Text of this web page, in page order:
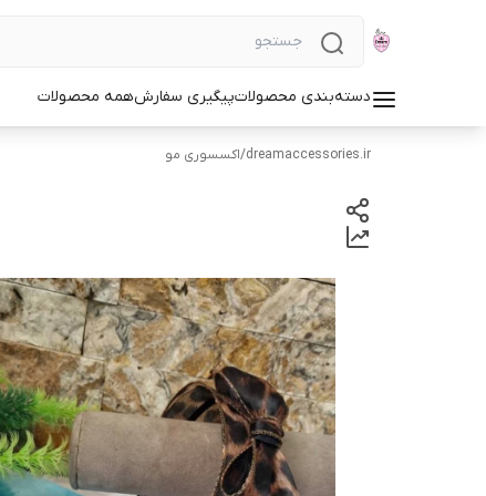
دسته‌بندی محصولاتپیگیری سفارشهمه محصولات
dreamaccessories.ir
/اکسسوری مو